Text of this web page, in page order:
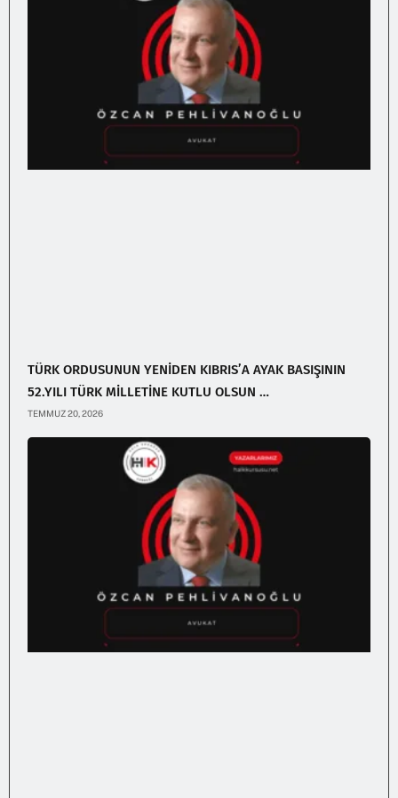
TÜRK ORDUSUNUN YENİDEN KIBRIS’A AYAK BASIŞININ
52.YILI TÜRK MİLLETİNE KUTLU OLSUN …
TEMMUZ 20, 2026